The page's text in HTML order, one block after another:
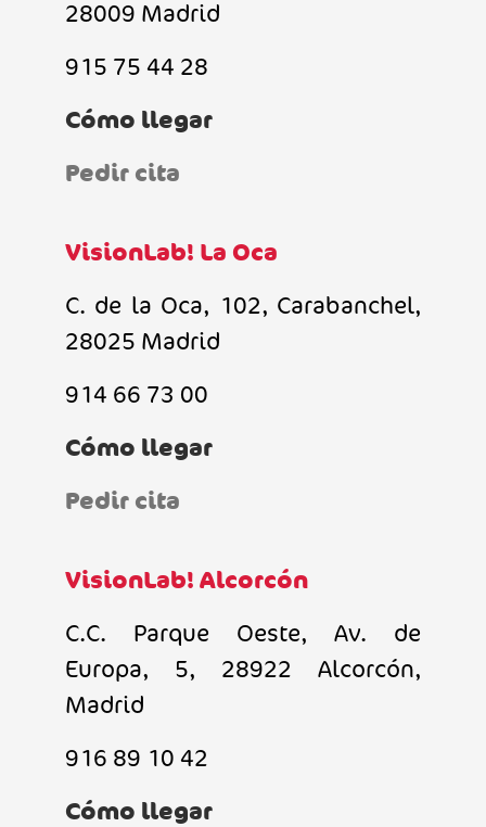
28009 Madrid
915 75 44 28
Cómo llegar
Pedir cita
VisionLab! La Oca
C. de la Oca, 102, Carabanchel,
28025 Madrid
914 66 73 00
Cómo llegar
Pedir cita
VisionLab! Alcorcón
C.C. Parque Oeste, Av. de
Europa, 5, 28922 Alcorcón,
Madrid
916 89 10 42
Cómo llegar